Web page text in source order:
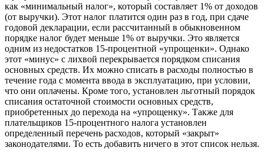
как «минимальный налог», который составляет 1% от доходов
(от выручки). Этот налог платится один раз в год, при сдаче
годовой декларации, если рассчитанный в обыкновенном
порядке налог будет меньше 1% от выручки. Это является
одним из недостатков 15-процентной «упрощенки». Однако
этот «минус» с лихвой перекрывается порядком списания
основных средств. Их можно списать в расходы полностью в
течение года с момента ввода в эксплуатацию, при условии,
что они оплачены. Кроме того, установлен льготный порядок
списания остаточной стоимости основных средств,
приобретенных до перехода на «упрощенку». Также для
плательщиков 15-процентного налога установлен
определенный перечень расходов, который «закрыт»
законодателями. То есть добавить ничего в этот список нельзя.